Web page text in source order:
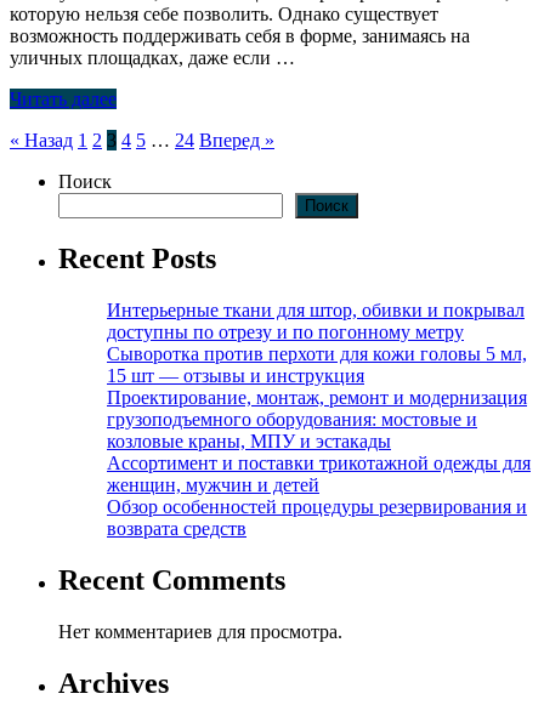
которую нельзя себе позволить. Однако существует
возможность поддерживать себя в форме, занимаясь на
уличных площадках, даже если …
Читать далее
Пагинация
записей
« Назад 1 2 3 4 5 … 24 Вперед »
Поиск
Поиск
Recent Posts
Интерьерные ткани для штор, обивки и покрывал
доступны по отрезу и по погонному метру
Сыворотка против перхоти для кожи головы 5 мл,
15 шт — отзывы и инструкция
Проектирование, монтаж, ремонт и модернизация
грузоподъемного оборудования: мостовые и
козловые краны, МПУ и эстакады
Ассортимент и поставки трикотажной одежды для
женщин, мужчин и детей
Обзор особенностей процедуры резервирования и
возврата средств
Recent Comments
Нет комментариев для просмотра.
Archives